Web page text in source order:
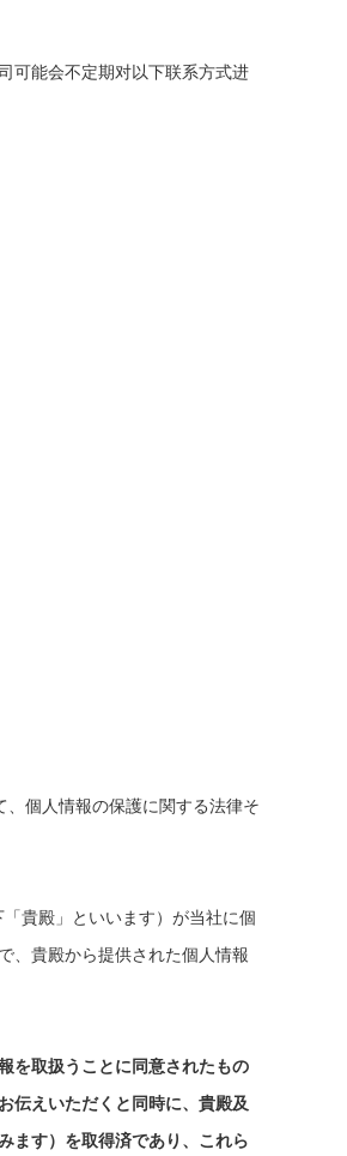
可能会不定期对以下联系方式进
個人情報の保護に関する法律そ
貴殿」といいます）が当社に個
、貴殿から提供された個人情報
を取扱うことに同意されたもの
伝えいただくと同時に、貴殿及
ます）を取得済であり、これら